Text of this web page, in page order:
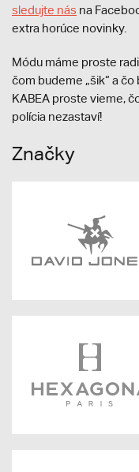
sledujte nás na
extra horúce novinky.
Módu máme proste
čom budeme „šik“ a
KABEA proste vieme,
polícia nezastaví!
Značky